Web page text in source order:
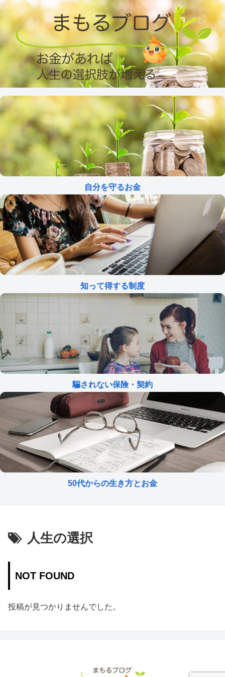
自分を守るお金
知って得する制度
騙されない保険・契約
50代からの生き方とお金
人生の選択
NOT FOUND
投稿が見つかりませんでした。